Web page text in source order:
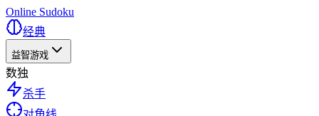
Online Sudoku
经典
益智游戏
数独
杀手